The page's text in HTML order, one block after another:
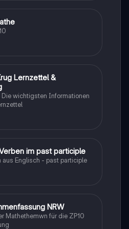
Lernzettel &
Die wichtigsten Informationen
im past participle
aus Englisch - past participle
NRW
Mathethemwn für die ZP10